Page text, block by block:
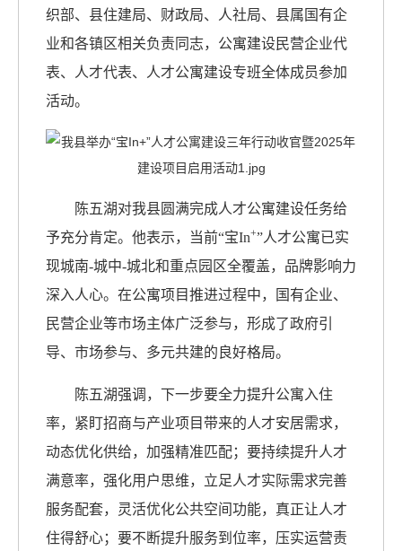
织部、县住建局、财政局、人社局、县属国有企
业和各镇区相关负责同志，公寓建设民营企业代
表、人才代表、人才公寓建设专班全体成员参加
活动。
陈五湖对我县圆满完成人才公寓建设任务给
予充分肯定。他表示，当前“宝In+”人才公寓已实
现城南-城中-城北和重点园区全覆盖，品牌影响力
深入人心。在公寓项目推进过程中，国有企业、
民营企业等市场主体广泛参与，形成了政府引
导、市场参与、多元共建的良好格局。
陈五湖强调，下一步要全力提升公寓入住
率，紧盯招商与产业项目带来的人才安居需求，
动态优化供给，加强精准匹配；要持续提升人才
满意率，强化用户思维，立足人才实际需求完善
服务配套，灵活优化公共空间功能，真正让人才
住得舒心；要不断提升服务到位率，压实运营责